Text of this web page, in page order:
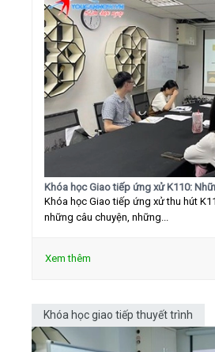
Khóa học Giao tiếp ứng xử K110:
Khóa học Giao tiếp ứng xử thu hút
những câu chuyện, những...
Xem thêm
Khóa học giao tiếp thuyết trình